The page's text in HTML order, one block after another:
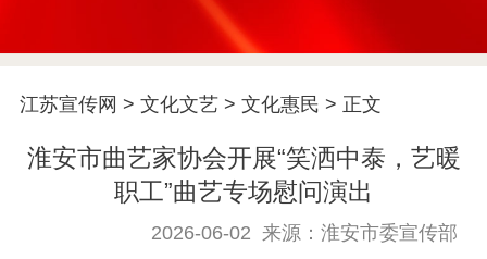
首页
江苏要闻
公示公告
通知公告 信息公开制度
信息公开指南
信息公开年度报
江苏宣传网 > 文化文艺> 文化惠民 > 正文
淮安市曲艺家协会开展“笑洒中泰，艺暖
职工”曲艺专场慰问演出
2026-06-02 来源：淮安市委宣传部